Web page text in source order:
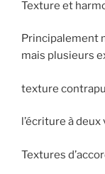
Texture et
Principalement
mais plusieurs
texture
l’écriture à deux
Textures